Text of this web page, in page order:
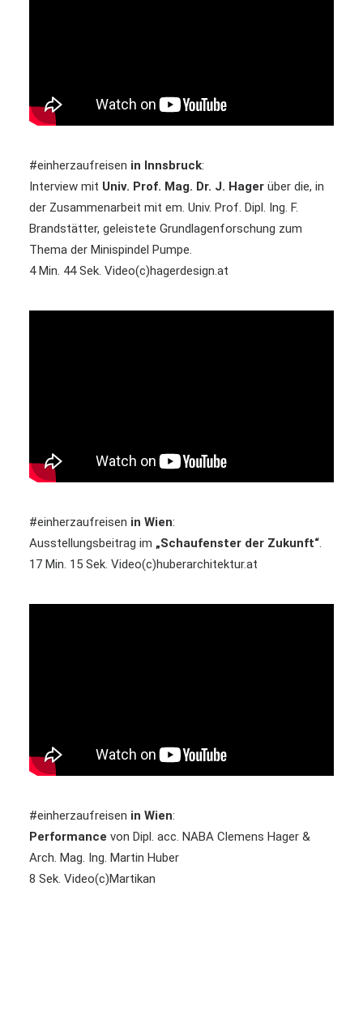
#einherzaufreisen in Innsbruck:
Interview mit Univ. Prof. Mag. Dr. J. Hager über die, in
der Zusammenarbeit mit em. Univ. Prof. Dipl. Ing. F.
Brandstätter, geleistete Grundlagenforschung zum
Thema der Minispindel Pumpe.
4 Min. 44 Sek. Video(c)hagerdesign.at
#einherzaufreisen in Wien:
Ausstellungsbeitrag im „Schaufenster der Zukunft“.
17 Min. 15 Sek. Video(c)huberarchitektur.at
#einherzaufreisen in Wien:
Performance von Dipl. acc. NABA Clemens Hager &
Arch. Mag. Ing. Martin Huber
8 Sek. Video(c)Martikan